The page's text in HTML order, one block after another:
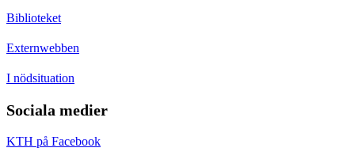
Biblioteket
Externwebben
I nödsituation
Sociala medier
KTH på Facebook